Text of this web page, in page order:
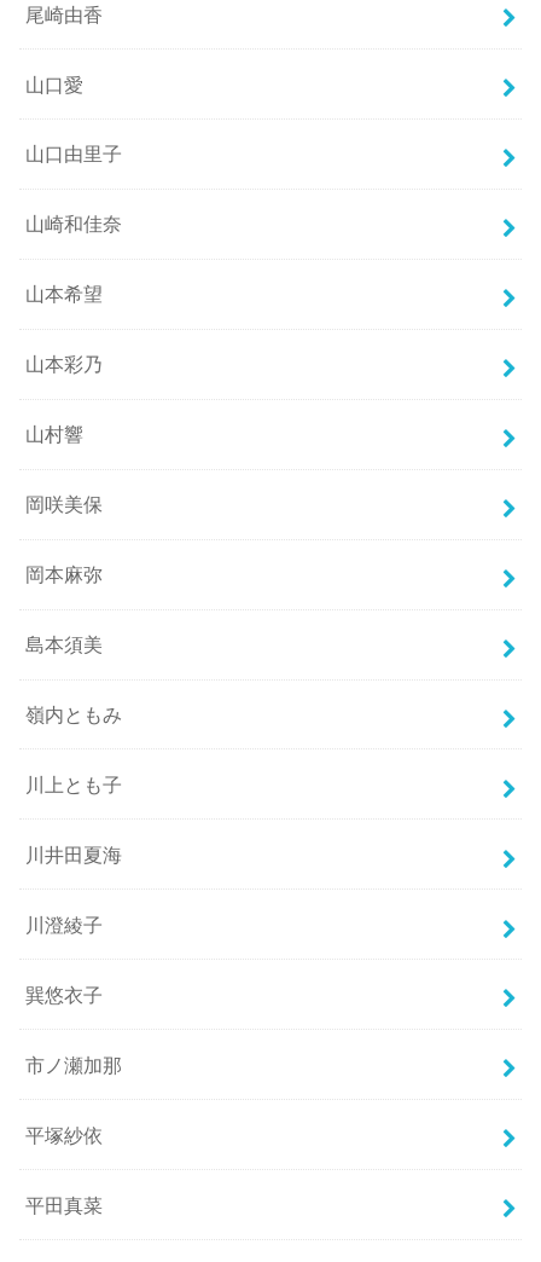
尾崎由香
山口愛
山口由里子
山崎和佳奈
山本希望
山本彩乃
山村響
岡咲美保
岡本麻弥
島本須美
嶺内ともみ
川上とも子
川井田夏海
川澄綾子
巽悠衣子
市ノ瀬加那
平塚紗依
平田真菜